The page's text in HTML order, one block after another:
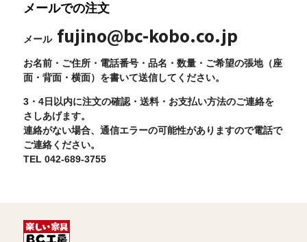
メールでの注文
メール fujino@bc-kobo.co.jp
お名前・ご住所・電話番号・品名・数量・ご希望の張地（座
面・背面・横面）を書いて送信してください。
3・4日以内に注文の確認・送料・お支払い方法のご連絡を
さしあげます。
連絡がない場合、通信エラーの可能性がありますので電話で
ご連絡ください。
TEL 042-689-3755